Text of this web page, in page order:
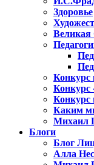
Здоровье
Великая
Конкурс
Конкурс
Конкурс
Каким
Михаил
Блоги
Блог
Алла